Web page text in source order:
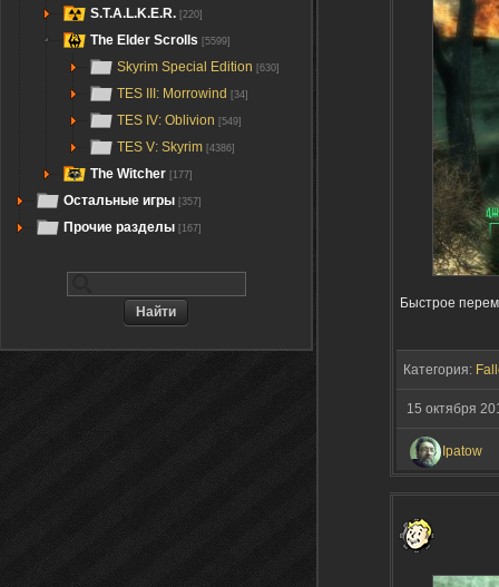
S.T.A.L.K.E.R. [220]
The Elder Scrolls [5599]
Skyrim Special Edition [630]
TES III: Morrowind [34]
TES IV: Oblivion [549]
TES V: Skyrim [4386]
The Witcher [177]
Остальные игры [357]
Прочие разделы [167]
Быстрое
Категория:
15 октября
Ipatow